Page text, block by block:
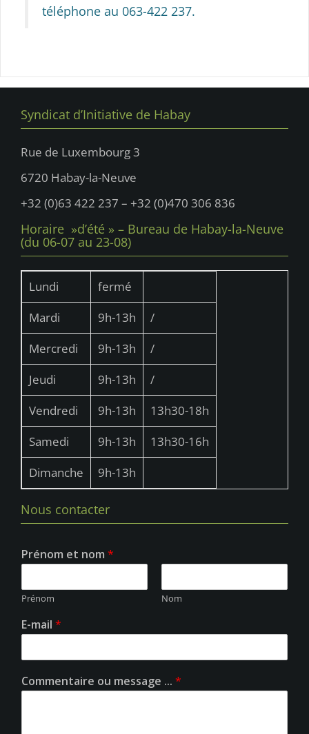
téléphone au 063-422 237.
Syndicat d’Initiative de Habay
Rue de Luxembourg 3
6720 Habay-la-Neuve
+32 (0)63 422 237 – +32 (0)470 306 836
Horaire »d’été » – Bureau de Habay-la-Neuve
(du 06-07 au 23-08)
Lundi
fermé
Mardi
9h-13h
/
Mercredi
9h-13h
/
Jeudi
9h-13h
/
Vendredi
9h-13h
13h30-18h
Samedi
9h-13h
13h30-16h
Dimanche
9h-13h
Nous contacter
Prénom et nom *
Prénom Nom
E-mail *
Commentaire ou message ... *